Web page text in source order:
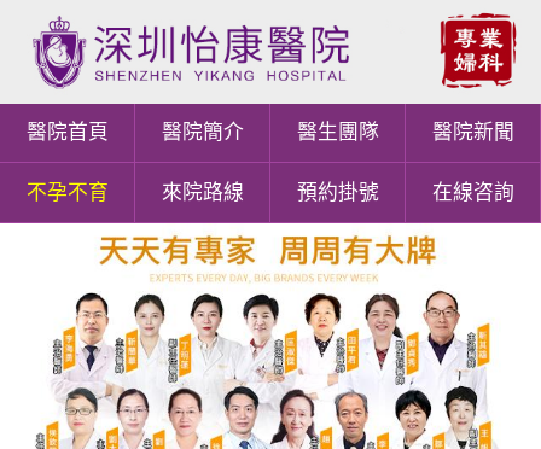
醫院首頁 醫院簡介 醫生團隊 醫院新聞
不孕不育 來院路線 預約掛號 在線咨詢